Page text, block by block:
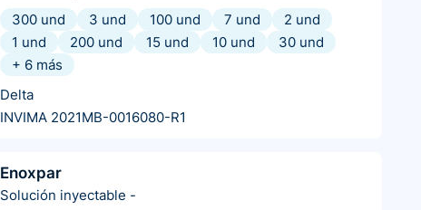
300 und
3 und 100 und 7 und
2 und
1 und
200 und 15 und 10 und
30 und
+ 6 más
Delta
INVIMA 2021MB-0016080-R1
Enoxpar
Solución inyectable -